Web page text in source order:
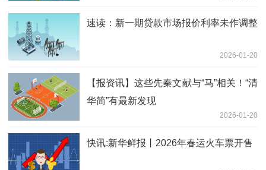
速读：新一期贷款市场报价利率未作调整
2026-01-20
【报资讯】这些先秦文献与“马”相关！“清
华简”有最新发现
2026-01-20
快讯:新华鲜报丨2026年春运火车票开售